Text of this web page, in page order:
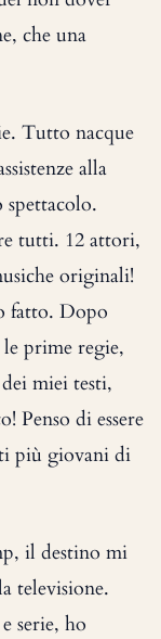
che una
Tutto nacque
alla
tutti. 12 attori,
originali!
fatto. Dopo
prime regie,
miei testi,
Penso di essere
più giovani di
il destino mi
televisione.
serie, ho